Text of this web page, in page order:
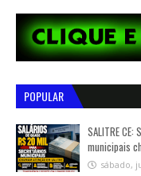
POPULAR
SALITRE
municipais
sábado,